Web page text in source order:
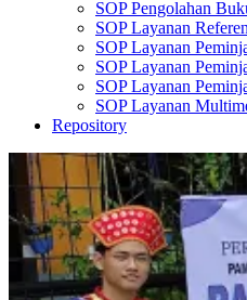
SOP Pengolahan
SOP Layanan
SOP Layanan
SOP Layanan
SOP Layanan
SOP Layanan
Repository